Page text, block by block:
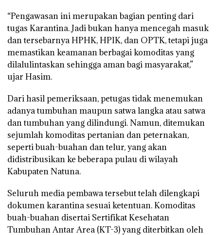
“Pengawasan ini merupakan bagian penting dari
tugas Karantina. Jadi bukan hanya mencegah masuk
dan tersebarnya HPHK, HPIK, dan OPTK, tetapi juga
memastikan keamanan berbagai komoditas yang
dilalulintaskan sehingga aman bagi masyarakat,”
ujar Hasim.
Dari hasil pemeriksaan, petugas tidak menemukan
adanya tumbuhan maupun satwa langka atau satwa
dan tumbuhan yang dilindungi. Namun, ditemukan
sejumlah komoditas pertanian dan peternakan,
seperti buah-buahan dan telur, yang akan
didistribusikan ke beberapa pulau di wilayah
Kabupaten Natuna.
Seluruh media pembawa tersebut telah dilengkapi
dokumen karantina sesuai ketentuan. Komoditas
buah-buahan disertai Sertifikat Kesehatan
Tumbuhan Antar Area (KT-3) yang diterbitkan oleh